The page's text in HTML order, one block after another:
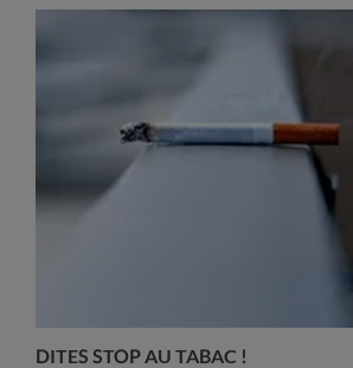
DITES STOP AU TABAC !